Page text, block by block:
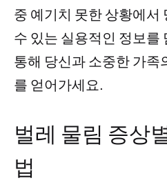
중 예기치 못한 상황에서
수 있는 실용적인 정보를
통해 당신과 소중한 가족
를 얻어가세요.
벌레 물림 증상
법